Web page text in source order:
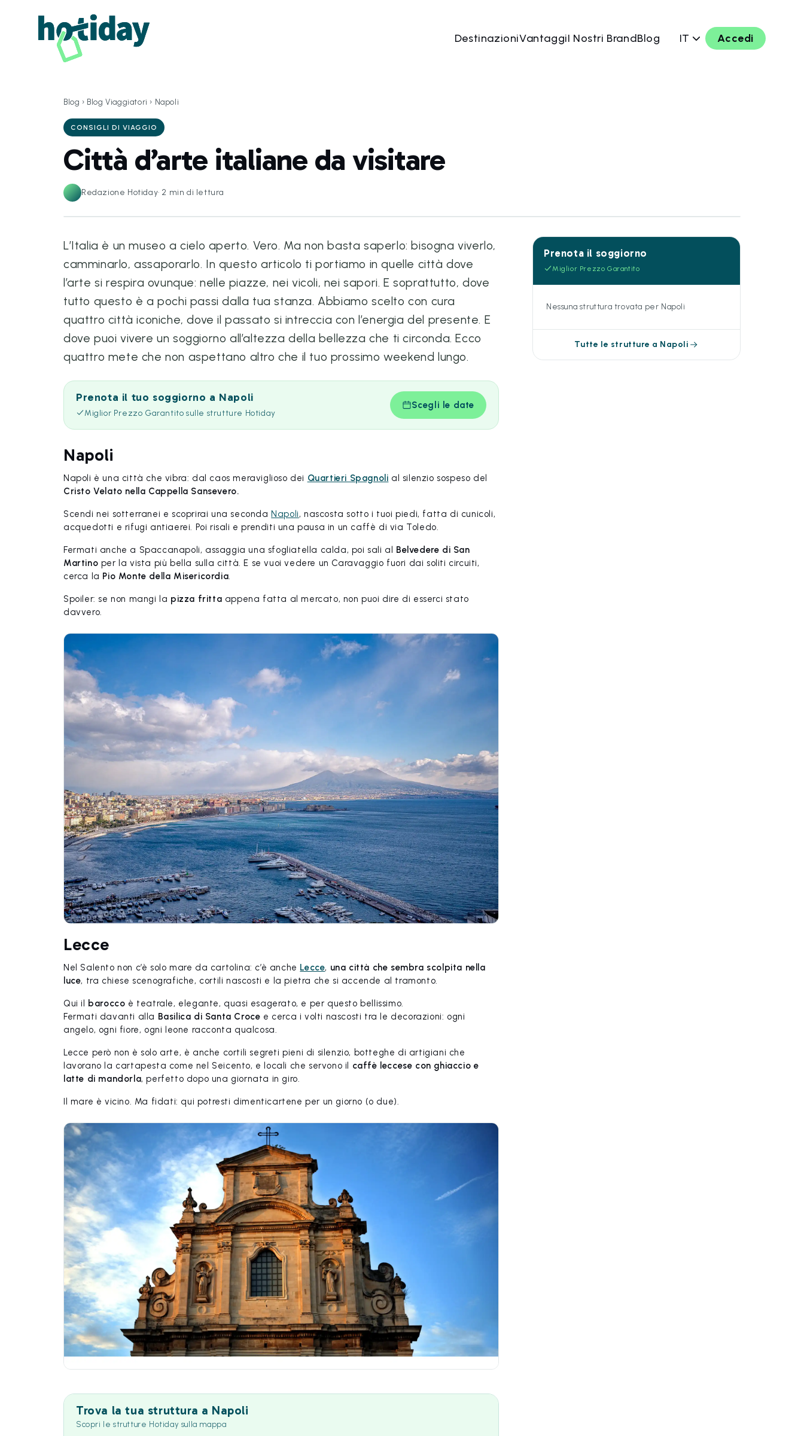
DestinazioniVantaggiI Nostri BrandBlog IT Accedi
Blog › Blog Viaggiatori › Napoli
CONSIGLI DI VIAGGIO
Città d’arte italiane da visitare
Redazione Hotiday· 2 min di lettura
L’Italia è un museo a cielo aperto. Vero. Ma non basta saperlo: bisogna viverlo,
camminarlo, assaporarlo. In questo articolo ti portiamo in quelle città dove
l’arte si respira ovunque: nelle piazze, nei vicoli, nei sapori. E soprattutto, dove
tutto questo è a pochi passi dalla tua stanza. Abbiamo scelto con cura
quattro città iconiche, dove il passato si intreccia con l’energia del presente. E
dove puoi vivere un soggiorno all’altezza della bellezza che ti circonda. Ecco
quattro mete che non aspettano altro che il tuo prossimo weekend lungo.
Prenota il tuo soggiorno a Napoli
Miglior Prezzo Garantito sulle strutture Hotiday
Scegli le date
Napoli
Napoli è una città che vibra: dal caos meraviglioso dei Quartieri Spagnoli al silenzio sospeso del
Cristo Velato nella Cappella Sansevero.
Scendi nei sotterranei e scoprirai una secondaNapoli, nascosta sotto i tuoi piedi, fatta di cunicoli,
acquedotti e rifugi antiaerei. Poi risali e prenditi una pausa in un caffè di via Toledo.
Fermati anche a Spaccanapoli, assaggia una sfogliatella calda, poi sali al Belvedere di San
Martino per la vista più bella sulla città. E se vuoi vedere un Caravaggio fuori dai soliti circuiti,
cerca la Pio Monte della Misericordia.
Spoiler: se non mangi la pizza fritta appena fatta al mercato, non puoi dire di esserci stato
davvero.
Lecce
Nel Salento non c’è solo mare da cartolina: c’è anche Lecce, una città che sembra scolpita nella
luce, tra chiese scenografiche, cortili nascosti e la pietra che si accende al tramonto.
Qui il barocco è teatrale, elegante, quasi esagerato, e per questo bellissimo.
Fermati davanti alla Basilica di Santa Croce e cerca i volti nascosti tra le decorazioni: ogni
angelo, ogni fiore, ogni leone racconta qualcosa.
Lecce però non è solo arte, è anche cortili segreti pieni di silenzio, botteghe di artigiani che
lavorano la cartapesta come nel Seicento, e locali che servono il caffè leccese con ghiaccio e
latte di mandorla, perfetto dopo una giornata in giro.
Il mare è vicino. Ma fidati: qui potresti dimenticartene per un giorno (o due).
Trova la tua struttura a Napoli
Scopri le strutture Hotiday sulla mappa
Prenota il soggiorno
Miglior Prezzo Garantito
Nessuna struttura trovata per Napoli
Tutte le strutture a Napoli